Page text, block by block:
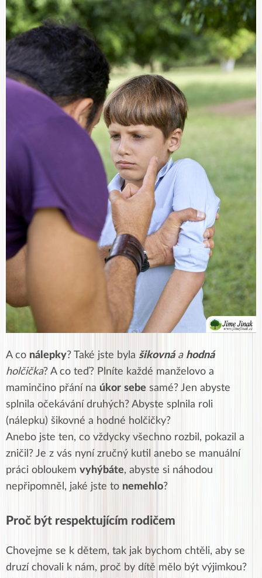
A co nálepky? Také jste byla šikovnáa hodná
holčička? A co teď? Plníte každé manželovo a
maminčino přání na úkor sebe samé? Jen abyste
splnila očekávání druhých? Abyste splnila roli
(nálepku) šikovné a hodné holčičky?
Anebo jste ten, co vždycky všechno rozbil , pokazil a
zničil? Je z vás nyní zručný kutil anebo se manuální
práci obloukem vyhýbáte, abyste si náhodou
nepřipomněl , jaké jste to nemehlo?
Proč být respektujícím rodičem
Chovejme se k dětem, tak jak bychom chtěli, aby se
druzí chovali k nám, proč by dítě mělo být výjimkou?